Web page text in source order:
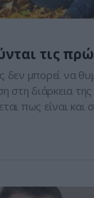
τις
δεν μπορεί να
στη διάρκεια
πως είναι και
εφέτος το